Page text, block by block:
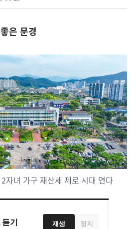
은 문경
자녀 가구 재산세 제로 시대 연다
기 재생 정지